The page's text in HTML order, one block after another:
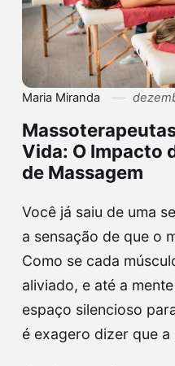
Maria Miranda
Vida: O Impacto
de Massagem
Você já saiu de uma
a sensação de que o
Como se cada
aliviado, e até a
espaço silencioso
é exagero dizer que